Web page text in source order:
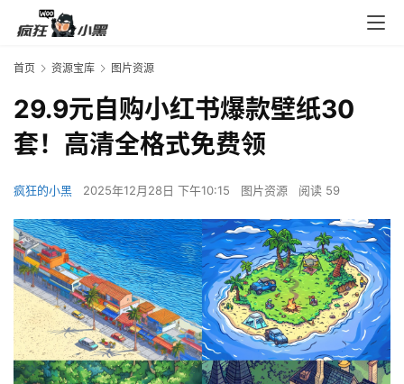
首页 资源宝库 图片资源
29.9元自购小红书爆款壁纸30
套！高清全格式免费领
疯狂的小黑 2025年12月28日 下午10:15 图片资源 阅读 59